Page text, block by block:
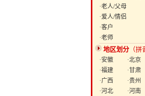
·老人/父母
·爱人/情侣
·客户
·老师
地区划分 （拼
·安徽 ·北京
·福建
·甘肃
·广西
·贵州
·河北
·河南